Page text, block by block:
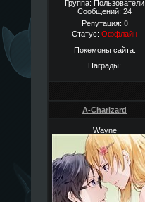
Группа: Пользователи
Сообщений: 24
Репутация: 0
Статус: Оффлайн
Покемоны сайта:
Награды:
A-Charizard
Wayne